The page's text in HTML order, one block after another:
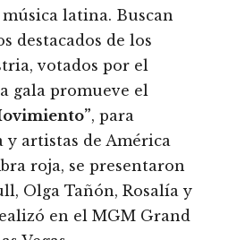
latina. Buscan
destacados de los
votados por el
gala promueve el
, para
y artistas de América
roja, se presentaron
Olga Tañón, Rosalía y
en el MGM Grand